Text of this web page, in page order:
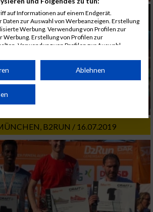
B2RUN / 16.07.2019
auf Informationen auf einem Endgerät.
zur Auswahl von Werbeanzeigen. Erstellung
Werbung. Verwendung von Profilen zur
Werbung. Erstellung von Profilen zur
Verwendung von Profilen zur Auswahl
Analyse von Zielgruppen durch Statistiken oder
aus verschiedenen Quellen. Entwicklung und
der Europäischen Union weitergegeben und in die
(1 IAB-Anbieter)
folgende Zwecke:
Zugriff auf Informationen
Ablehnen